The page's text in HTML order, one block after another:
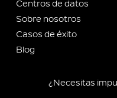
Centros de datos
Sobre nosotros
Casos de éxito
Blog
¿Necesitas